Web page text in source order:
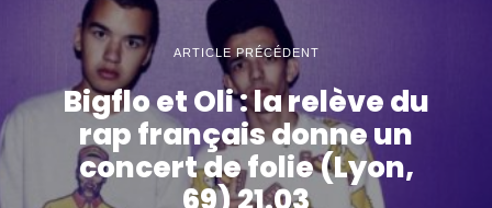
ARTICLE PRÉCÉDENT
Bigflo et Oli : la relève du
rap français donne un
concert de folie (Lyon,
69) 21.03